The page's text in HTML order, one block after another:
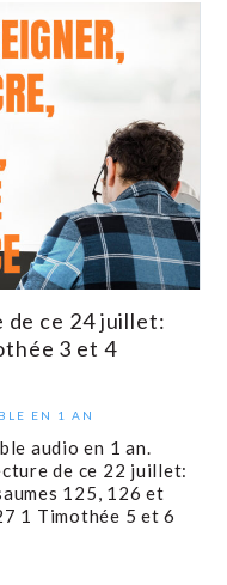
de ce 24 juillet:
3 et 4
EN 1 AN
audio en 1 an.
de ce 22 juillet:
125, 126 et
1 Timothée 5 et 6